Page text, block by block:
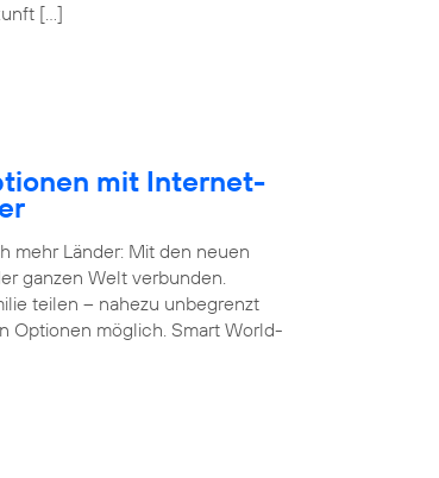
[…]
mit Internet-
mehr Länder: Mit den neuen
ganzen Welt verbunden.
teilen – nahezu unbegrenzt
Optionen möglich. Smart World-